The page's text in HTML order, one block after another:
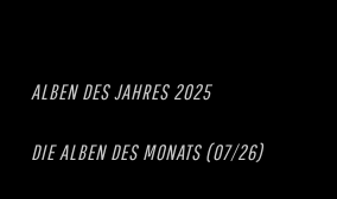
ALBEN DES JAHRES 2025
DIE ALBEN DES MONATS (07/26)